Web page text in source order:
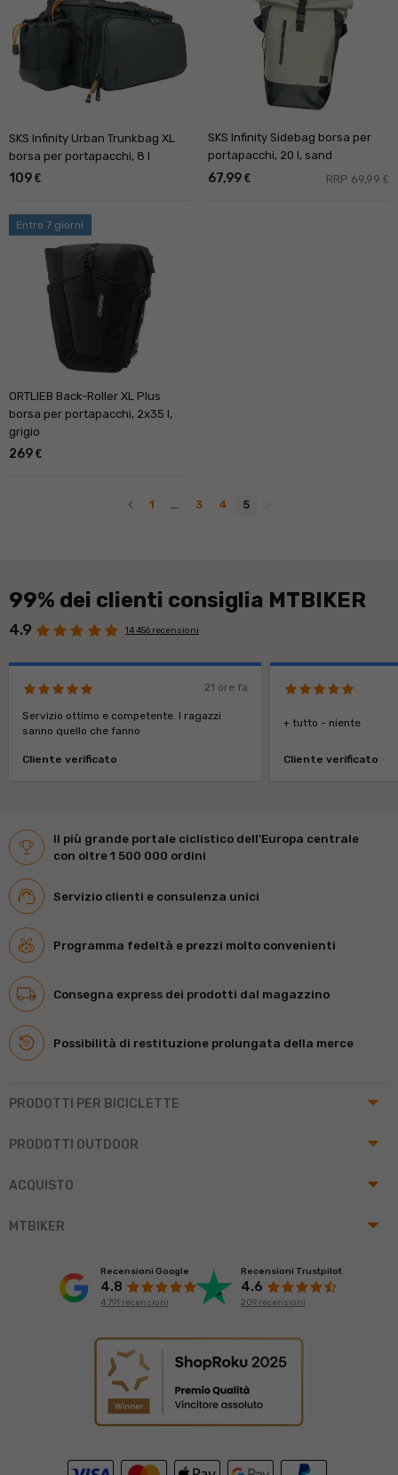
SKS Infinity Urban Trunkbag XL
borsa per portapacchi, 8 l
109 €
SKS Infinity Sidebag borsa per
portapacchi, 20 l, sand
67,99 € RRP 69,99 €
Entro 7 giorni
ORTLIEB Back-Roller XL Plus
borsa per portapacchi, 2x35 l,
grigio
269 €
navigate_before 1 … 3 4 5
99% dei clienti consiglia MTBIKER
4.9 14 456 recensioni
21 ore fa
Servizio ottimo e competente. I ragazzi
sanno quello che fanno
Cliente verificato
+ tutto - niente
Cliente verificato
Il più grande portale ciclistico dell'Europa centrale
con oltre 1 500 000 ordini
Servizio clienti e consulenza unici
Programma fedeltà e prezzi molto convenienti
Consegna express dei prodotti dal magazzino
Possibilità di restituzione prolungata della merce
arrow_drop_up
PRODOTTI PER BICICLETTE
arrow_drop_up
PRODOTTI OUTDOOR
arrow_drop_up
ACQUISTO
arrow_drop_up
MTBIKER
Recensioni Google
4.8
4 791 recensioni
Recensioni Trustpilot
4.6
209 recensioni